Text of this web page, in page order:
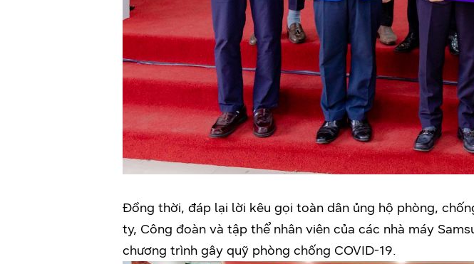
Đồng thời, đáp lại lời kêu gọi toàn dân ủng hộ phòng,
ty, Công đoàn và tập thể nhân viên của các nhà máy
chương trình gây quỹ phòng chống COVID-19.